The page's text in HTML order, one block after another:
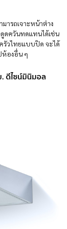
ารถเจาะหน้าต่าง
ดควันทดแทนได้เช่น
รัวไทยแบบปิด จะได้
องอื่น ๆ
ดีไซน์มินิมอล